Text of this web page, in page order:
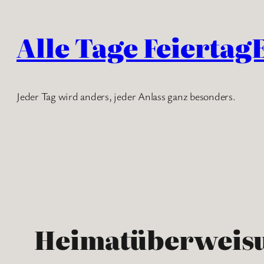
springen
Alle Tage
Jeder Tag wird anders, jeder Anlass ganz besonders.